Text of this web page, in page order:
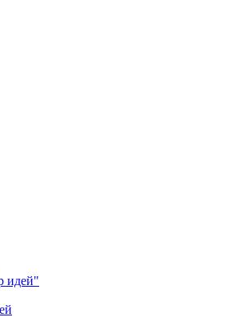
идей"